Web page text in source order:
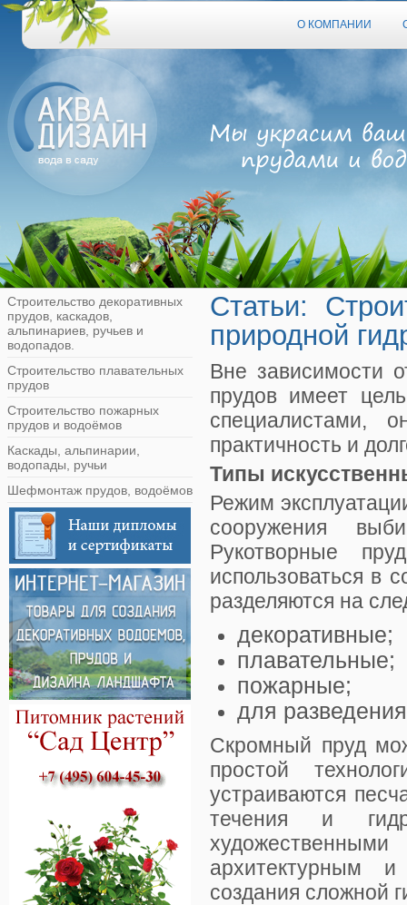
О КОМПАНИИ
Строительство декоративных
прудов, каскадов,
альпинариев, ручьев и
водопадов.
Строительство плавательных
прудов
Строительство пожарных
прудов и водоёмов
Каскады, альпинарии,
водопады, ручьи
Шефмонтаж прудов, водоёмов
Статьи:
природной
Вне зависимости
прудов имеет
специалистами,
практичность и
Типы
Режим
сооружения
Рукотворные
использоваться в
разделяются на
декоративные;
плавательные;
пожарные;
для
Скромный пруд
простой
устраиваются
течения и
архитектурным
создания сложной